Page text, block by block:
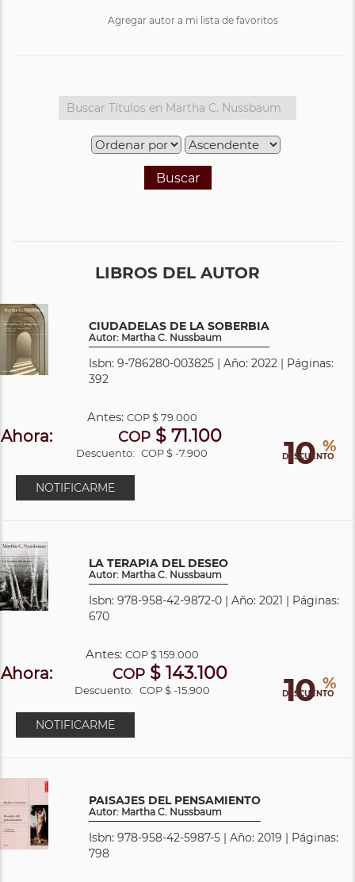
Agregar autor a mi lista de favoritos
Buscar
LIBROS DEL AUTOR
CIUDADELAS DE LA SOBERBIA
Autor: Martha C. Nussbaum
Isbn: 9-786280-003825 | Año: 2022 | Páginas:
392
10 %
DESCUENTO
Antes: COP$ 79.000
Ahora: COP$ 71.100
Descuento: COP $ -7.900
NOTIFICARME
LA TERAPIA DEL DESEO
Autor: Martha C. Nussbaum
Isbn: 978-958-42-9872-0 | Año: 2021 | Páginas:
670
10 %
DESCUENTO
Antes: COP$ 159.000
Ahora: COP$ 143.100
Descuento: COP $ -15.900
NOTIFICARME
PAISAJES DEL PENSAMIENTO
Autor: Martha C. Nussbaum
Isbn: 978-958-42-5987-5 | Año: 2019 | Páginas:
798